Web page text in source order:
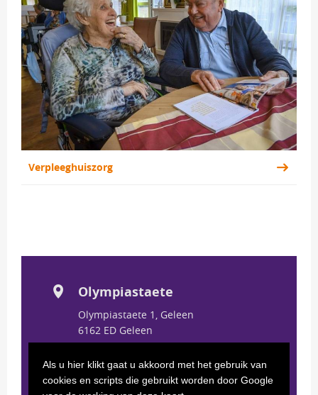
Verpleeghuiszorg
Olympiastaete
Olympiastaete 1, Geleen
6162 ED Geleen
Als u hier klikt gaat u akkoord met het gebruik van
cookies en scripts die gebruikt worden door Google